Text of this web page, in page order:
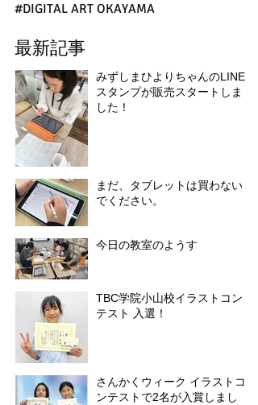
#DIGITAL ART OKAYAMA
最新記事
みずしまひよりちゃんのLINE
スタンプが販売スタートしま
した！
まだ、タブレットは買わない
でください。
今日の教室のようす
TBC学院小山校イラストコン
テスト 入選！
さんかくウィーク イラストコ
ンテストで2名が入賞しまし